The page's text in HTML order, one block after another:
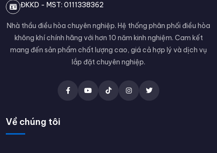
ĐKKD - MST: 0111338362
Nhà thầu điều hòa chuyên nghiệp. Hệ thống phân phối điều hòa
không khí chính hãng với hơn 10 năm kinh nghiệm. Cam kết
mang đến sản phẩm chất lượng cao, giá cả hợp lý và dịch vụ
lắp đặt chuyên nghiệp.
Về chúng tôi